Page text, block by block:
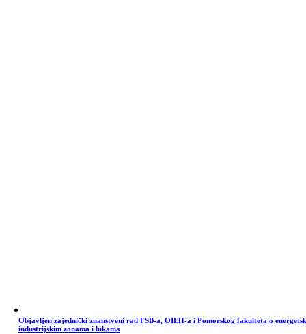
Objavljen zajednički znanstveni rad FSB-a, OIEH-a i Pomorskog fakulteta o
industrijskim zonama i lukama